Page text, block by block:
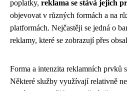
poplatky, reklama se stává jejich
objevovat v různých formách a na
platformách. Nejčastěji se jedná o
reklamy, které se zobrazují přes
Forma a intenzita reklamních prvků
Některé služby využívají relativně